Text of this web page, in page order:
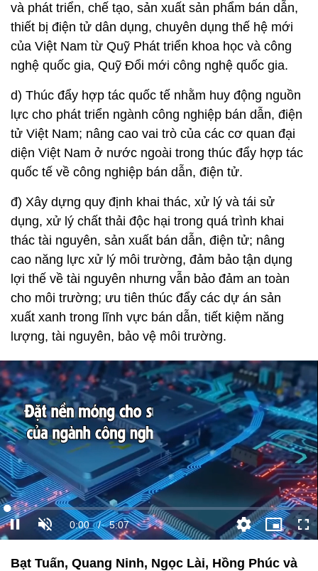
và phát triển, chế tạo, sản xuất sản phẩm bán dẫn,
thiết bị điện tử dân dụng, chuyên dụng thế hệ mới
của Việt Nam từ Quỹ Phát triển khoa học và công
nghệ quốc gia, Quỹ Đổi mới công nghệ quốc gia.
d) Thúc đẩy hợp tác quốc tế nhằm huy động nguồn
lực cho phát triển ngành công nghiệp bán dẫn, điện
tử Việt Nam; nâng cao vai trò của các cơ quan đại
diện Việt Nam ở nước ngoài trong thúc đẩy hợp tác
quốc tế về công nghiệp bán dẫn, điện tử.
đ) Xây dựng quy định khai thác, xử lý và tái sử
dụng, xử lý chất thải độc hại trong quá trình khai
thác tài nguyên, sản xuất bán dẫn, điện tử; nâng
cao năng lực xử lý môi trường, đảm bảo tận dụng
lợi thế về tài nguyên nhưng vẫn bảo đảm an toàn
cho môi trường; ưu tiên thúc đẩy các dự án sản
xuất xanh trong lĩnh vực bán dẫn, tiết kiệm năng
lượng, tài nguyên, bảo vệ môi trường.
Bạt Tuấn, Quang Ninh, Ngọc Lài, Hồng Phúc và